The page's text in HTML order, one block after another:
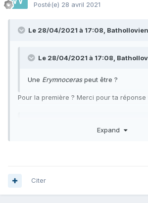
Posté(e) 28 avril 2021
Le 28/04/2021 à 17:08, Bathollovien
Le 28/04/2021 à 17:08,
Une Erymnoceraspeut être ?
Pour la première ? Merci pour ta réponse
j'ai peur de l'abimer.. Comment tu t'y
Expand
Citer